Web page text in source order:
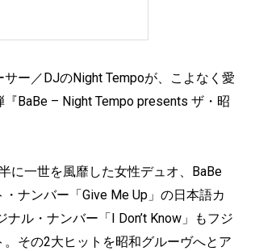
ー／DJのNight Tempoが、こよなく愛
BaBe – Night Tempo presents ザ・昭
に一世を風靡した女性デュオ、BaBe
ナンバー「Give Me Up」の日本語カ
ル・ナンバー「I Don’t Know」もフジ
その2大ヒットを昭和グルーヴへとア